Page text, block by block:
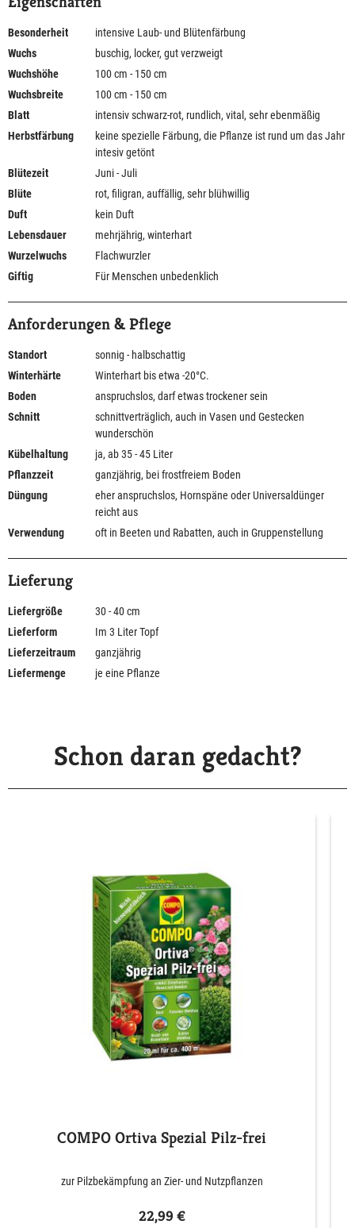
Besonderheit
intensive Laub- und Blütenfärbung
Wuchs
buschig, locker, gut verzweigt
Wuchshöhe
100 cm - 150 cm
Wuchsbreite
100 cm - 150 cm
Blatt
intensiv schwarz-rot, rundlich, vital, sehr ebenmäßig
Herbstfärbung
keine spezielle Färbung, die Pflanze ist rund um das Jahr
intesiv getönt
Blütezeit
Juni - Juli
Blüte
rot, filigran, auffällig, sehr blühwillig
Duft
kein Duft
Lebensdauer
mehrjährig, winterhart
Wurzelwuchs
Flachwurzler
Giftig
Für Menschen unbedenklich
Anforderungen & Pflege
Standort
sonnig - halbschattig
Winterhärte
Winterhart bis etwa -20°C.
Boden
anspruchslos, darf etwas trockener sein
Schnitt
schnittverträglich, auch in Vasen und Gestecken
wunderschön
Kübelhaltung
ja, ab 35 - 45 Liter
Pflanzzeit
ganzjährig, bei frostfreiem Boden
Düngung
eher anspruchslos, Hornspäne oder Universaldünger
reicht aus
Verwendung
oft in Beeten und Rabatten, auch in Gruppenstellung
Lieferung
Liefergröße
30 - 40 cm
Lieferform
Im 3 Liter Topf
Lieferzeitraum
ganzjährig
Liefermenge
je eine Pflanze
Schon daran gedacht?
COMPO Ortiva Spezial Pilz-frei
zur Pilzbekämpfung an Zier- und Nutzpflanzen
22,99 €